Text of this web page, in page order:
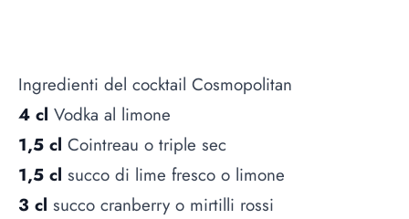
Ingredienti del cocktail Cosmopolitan
4 cl Vodka al limone
1,5 cl Cointreau o triple sec
1,5 cl succo di lime fresco o limone
3 cl succo cranberry o mirtilli rossi